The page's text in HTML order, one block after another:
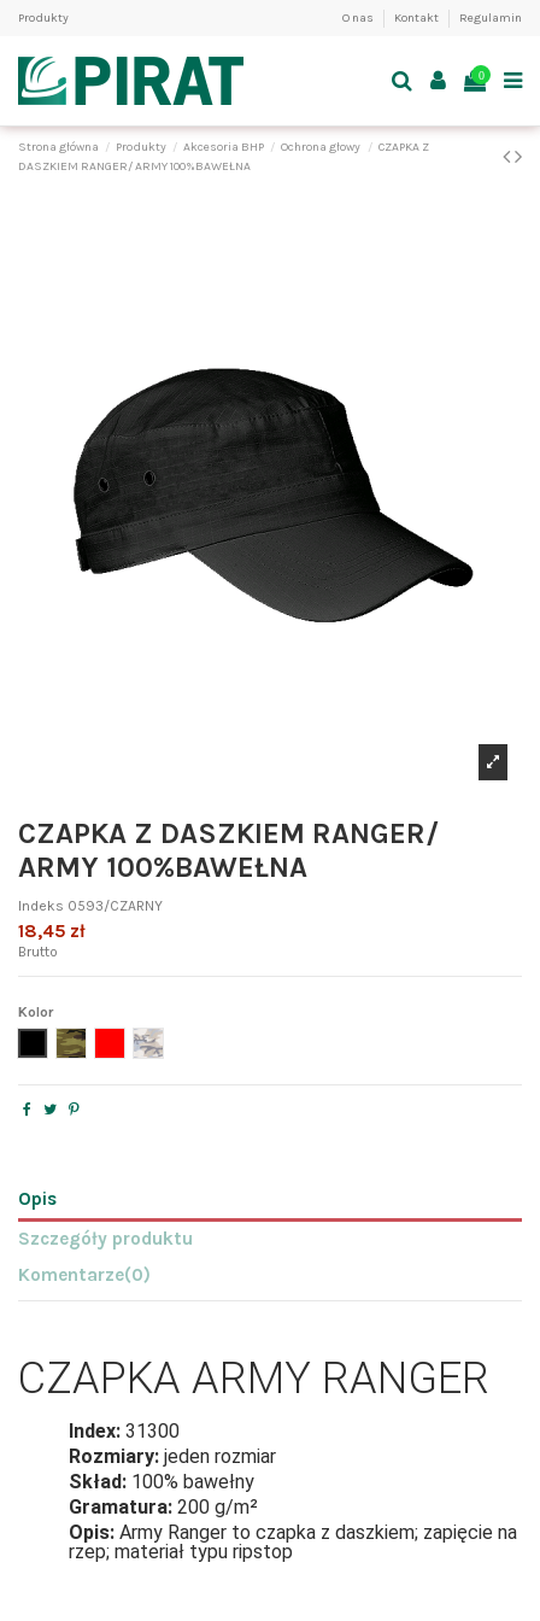
Produkty O nas Kontakt Regulamin
0
Strona główna Produkty Akcesoria BHP Ochrona głowy
CZAPKA Z
DASZKIEM RANGER/ ARMY 100%BAWEŁNA
CZAPKA Z DASZKIEM RANGER/
ARMY 100%BAWEŁNA
Indeks 0593/CZARNY
18,45 zł
Brutto
Kolor
czarnymoro czerwonyjasnyszarymoro
Opis
Szczegóły produktu
Komentarze(0)
CZAPKA ARMY RANGER
Index: 31300
Rozmiary: jeden rozmiar
Skład: 100% bawełny
Gramatura: 200 g/m²
Opis: Army Ranger to czapka z daszkiem; zapięcie na
rzep; materiał typu ripstop